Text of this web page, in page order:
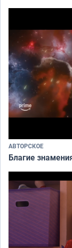
АВТОРСКОЕ
Благие